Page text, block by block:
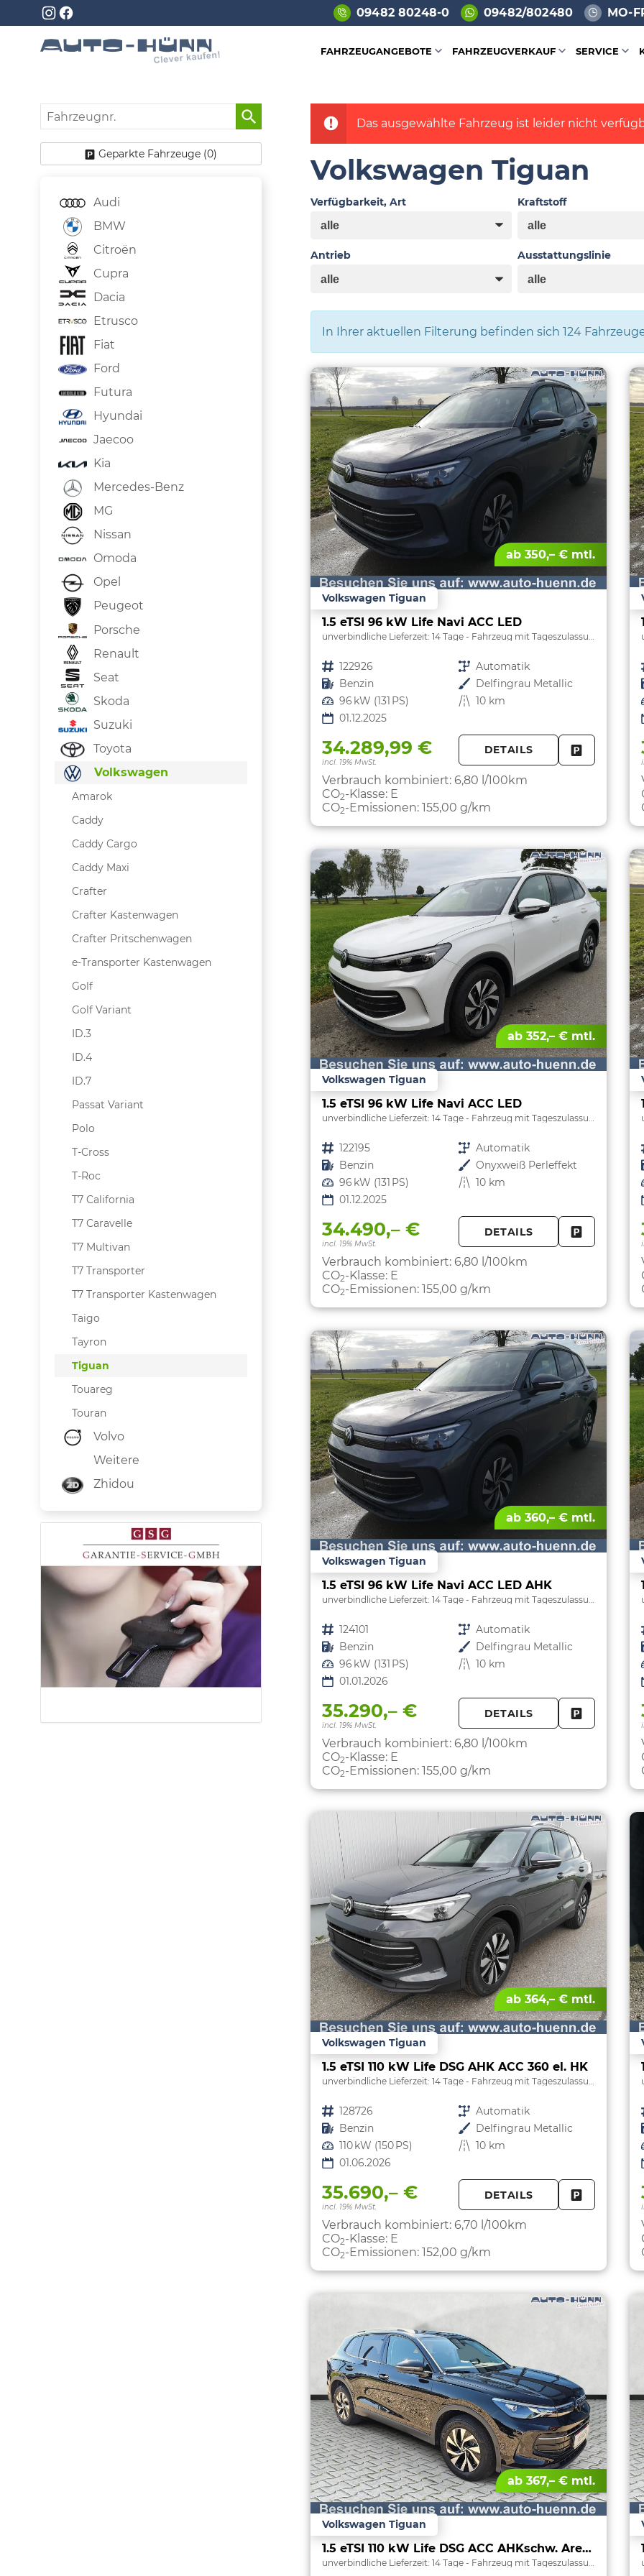
09482 80248-0 09482/802480 MO-
FAHRZEUGANGEBOTE FAHRZEUGVERKAUF SERVICE
Das ausgewählte Fahrzeug ist leider nicht
Volkswagen Tiguan
Verfügbarkeit, Art Kraftstoff
Antrieb Ausstattungslinie
In Ihrer aktuellen Filterung befinden sich 124
ab 350,– € mtl.
Volkswagen Tiguan
1.5 eTSI 96 kW Life Navi ACC LED
unverbindliche Lieferzeit: 14 Tage Fahrzeug mit Tageszulassung
Fahrzeugnr. 122926 Getriebe Automatik
Kraftstoff Benzin Außenfarbe Delfingrau Metallic
Leistung 96 kW (131 PS) Kilometerstand 10 km
01.12.2025
34.289,99 €
incl. 19% MwSt.
DETAILS FAHRZEUG
Verbrauch kombiniert: 6,80 l/100km
CO2-Klasse: E
CO2-Emissionen: 155,00 g/km
ab 352,– € mtl.
Volkswagen Tiguan
1.5 eTSI 96 kW Life Navi ACC LED
unverbindliche Lieferzeit: 14 Tage Fahrzeug mit Tageszulassung
Fahrzeugnr. 122195 Getriebe Automatik
Kraftstoff Benzin Außenfarbe Onyxweiß Perleffekt
Leistung 96 kW (131 PS) Kilometerstand 10 km
01.12.2025
34.490,– €
incl. 19% MwSt.
DETAILS FAHRZEUG
Verbrauch kombiniert: 6,80 l/100km
CO2-Klasse: E
CO2-Emissionen: 155,00 g/km
ab 360,– € mtl.
Volkswagen Tiguan
1.5 eTSI 96 kW Life Navi ACC LED AHK
unverbindliche Lieferzeit: 14 Tage Fahrzeug mit Tageszulassung
Fahrzeugnr. 124101 Getriebe Automatik
Kraftstoff Benzin Außenfarbe Delfingrau Metallic
Leistung 96 kW (131 PS) Kilometerstand 10 km
01.01.2026
35.290,– €
incl. 19% MwSt.
DETAILS FAHRZEUG
Verbrauch kombiniert: 6,80 l/100km
CO2-Klasse: E
CO2-Emissionen: 155,00 g/km
ab 364,– € mtl.
Volkswagen Tiguan
1.5 eTSI 110 kW Life DSG AHK ACC 360 el. HK
unverbindliche Lieferzeit: 14 Tage Fahrzeug mit Tageszulassung
Fahrzeugnr. 128726 Getriebe Automatik
Kraftstoff Benzin Außenfarbe Delfingrau Metallic
Leistung 110 kW (150 PS) Kilometerstand 10 km
01.06.2026
35.690,– €
incl. 19% MwSt.
DETAILS FAHRZEUG
Verbrauch kombiniert: 6,70 l/100km
CO2-Klasse: E
CO2-Emissionen: 152,00 g/km
ab 367,– € mtl.
Volkswagen Tiguan
1.5 eTSI 110 kW Life DSG ACC AHKschw. AreaView
unverbindliche Lieferzeit: 14 Tage Fahrzeug mit Tageszulassung
Fahrzeugnr.
Geparkte Fahrzeuge (0)
Audi
BMW
Citroën
Cupra
Dacia
Etrusco
Fiat
Ford
Futura
Hyundai
Jaecoo
Kia
Mercedes-Benz
MG
Nissan
Omoda
Opel
Peugeot
Porsche
Renault
Seat
Skoda
Suzuki
Toyota
Volkswagen
Amarok
Caddy
Caddy Cargo
Caddy Maxi
Crafter
Crafter Kastenwagen
Crafter Pritschenwagen
e-Transporter Kastenwagen
Golf
Golf Variant
ID.3
ID.4
ID.7
Passat Variant
Polo
T-Cross
T-Roc
T7 California
T7 Caravelle
T7 Multivan
T7 Transporter
T7 Transporter Kastenwagen
Taigo
Tayron
Tiguan
Touareg
Touran
Volvo
Weitere
Zhidou